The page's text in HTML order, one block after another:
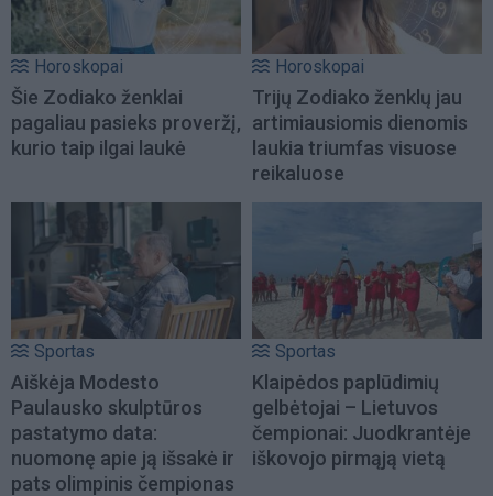
Horoskopai
Šie Zodiako ženklai
pagaliau pasieks proveržį,
kurio taip ilgai laukė
Horoskopai
Trijų Zodiako ženklų jau
artimiausiomis dienomis
laukia triumfas visuose
reikaluose
Sportas
Aiškėja Modesto
Paulausko skulptūros
pastatymo data:
nuomonę apie ją išsakė ir
pats olimpinis čempionas
Sportas
Klaipėdos paplūdimių
gelbėtojai – Lietuvos
čempionai: Juodkrantėje
iškovojo pirmąją vietą